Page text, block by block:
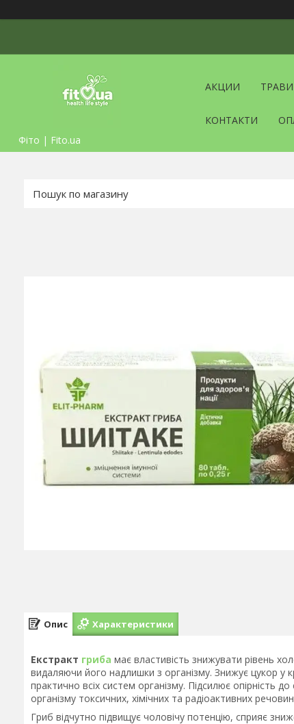
Фіто | Fito.ua
АКЦИИ ТРАВИ
КОНТАКТИ
Опис Характеристики
Екстракт гриба має властивість знижувати рівень
видаляючи його надлишки з організму. Знижує цукор у
практично всіх систем організму. Підсилює опірність
організму токсичних, хімічних та радіоактивних
Гриб відчутно підвищує чоловічу потенцію, сприяє